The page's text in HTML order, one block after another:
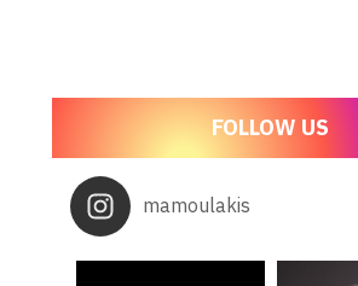
mamoulakis
FOLLOW US